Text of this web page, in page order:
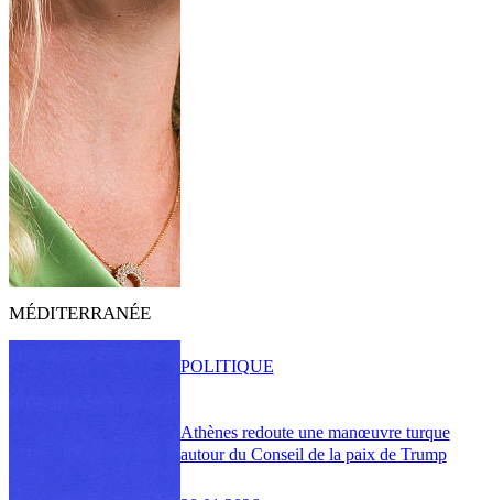
MÉDITERRANÉE
Athènes redoute une manœuvre turque
autour du Conseil de la paix de Trump
POLITIQUE